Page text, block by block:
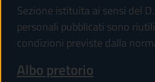
Sezione istituita ai sensi del
personali pubblicati sono
condizioni previste dalla
Albo pretorio